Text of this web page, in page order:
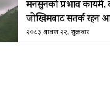
मनसुनको प्रभाव कायमै,
जोखिमबाट सतर्क रहन
२०८३ श्रावण २२, शुक्रबार